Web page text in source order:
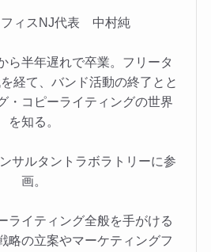
フィスNJ代表 中村純
ら半年遅れで卒業。フリータ
経て、バンド活動の終了とと
・コピーライティングの世界
を知る。
サルタントラボラトリーに参
画。
ライティング全般を手がける
略の立案やマーケティングフ